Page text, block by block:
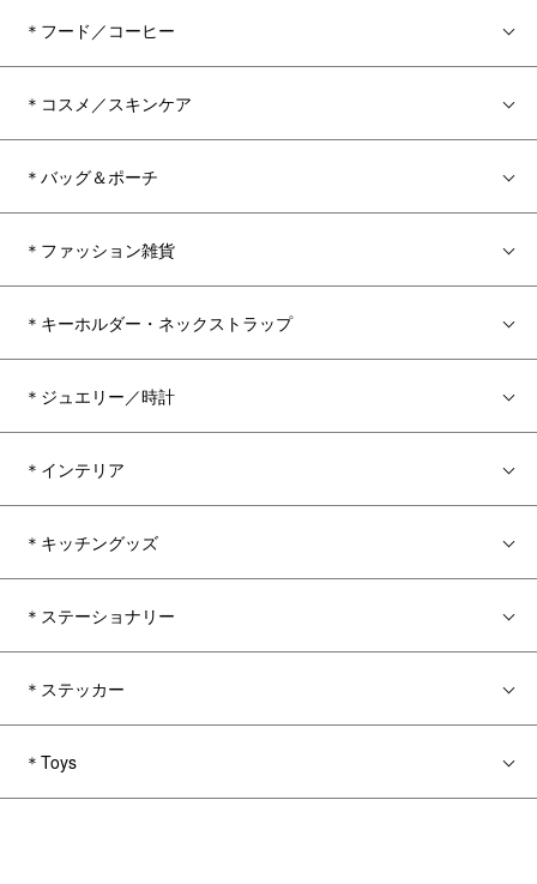
＊フード／コーヒー
＊コスメ／スキンケア
＊バッグ＆ポーチ
＊ファッション雑貨
＊キーホルダー・ネックストラップ
＊ジュエリー／時計
＊インテリア
＊キッチングッズ
＊ステーショナリー
＊ステッカー
＊Toys